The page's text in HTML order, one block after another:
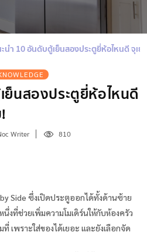
นำ 10 อันดับตู้เย็นสองประตูยี่ห้อไหนดี จุเ
นสองประตูยี่ห้อไหนดี
Writer 810
Side ซึ่งเปิดประตูออกได้ทั้งด้านซ้าย
งที่ช่วยเพิ่มความโมเดิร์นให้กับห้องครัว
เพราะใส่ของได้เยอะ และยังเลือกจัด